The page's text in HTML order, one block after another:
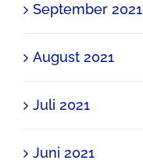
September 2021
August 2021
Juli 2021
Juni 2021